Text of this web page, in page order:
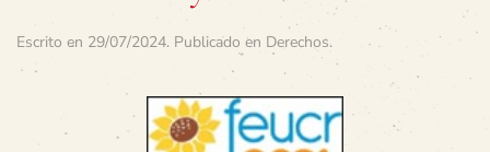
Escrito en 29/07/2024. Publicado en Derechos.